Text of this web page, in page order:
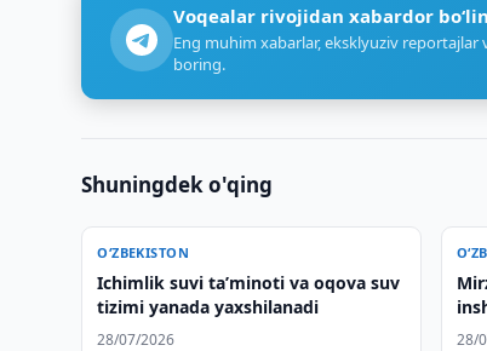
Voqealar rivojidan xabardor
Eng muhim xabarlar, eksklyuziv
boring.
Shuningdek o'qing
O‘ZBEKISTON
Ichimlik suvi taʼminoti va oqova suv
tizimi yanada yaxshilanadi
28/07/2026 28/